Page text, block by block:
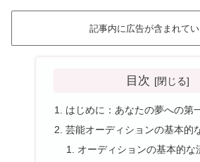
記事内に広告が含まれてい
目次
はじめに：あなたの夢への第
芸能オーディションの基本的
オーディションの基本的な